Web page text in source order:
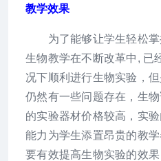
教学效果
为了能够让学生轻松掌
生物教学在不断改革中, 已
况下顺利进行生物实验，
仍然有一些问题存在，生
的实验器材价格较高，实
能力为学生添置昂贵的教
要有效提高生物实验的效